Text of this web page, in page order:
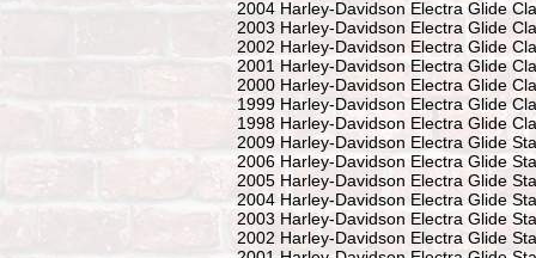
2004 Harley-Davidson Electra Glide
2003 Harley-Davidson Electra Glide
2002 Harley-Davidson Electra Glide
2001 Harley-Davidson Electra Glide
2000 Harley-Davidson Electra Glide
1999 Harley-Davidson Electra Glide
1998 Harley-Davidson Electra Glide
2009 Harley-Davidson Electra Glide
2006 Harley-Davidson Electra Glide
2005 Harley-Davidson Electra Glide
2004 Harley-Davidson Electra Glide
2003 Harley-Davidson Electra Glide
2002 Harley-Davidson Electra Glide